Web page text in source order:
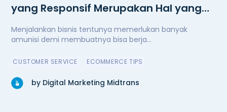
yang Responsif Merupakan Hal yang
Penting
Menjalankan bisnis tentunya memerlukan banyak
amunisi demi membuatnya bisa berja...
CUSTOMER SERVICE ECOMMERCE TIPS
by Digital Marketing Midtrans